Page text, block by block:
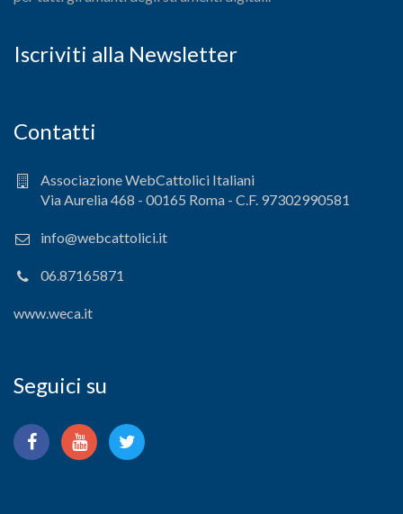
Iscriviti alla Newsletter
Contatti
Associazione WebCattolici Italiani
Via Aurelia 468 - 00165 Roma - C.F. 97302990581
info@webcattolici.it
06.87165871
www.weca.it
Seguici su